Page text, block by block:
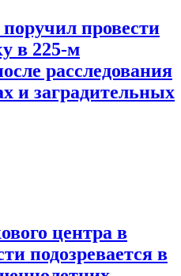
провести
в 225-м
расследования
и заградительных
центра в
подозревается в